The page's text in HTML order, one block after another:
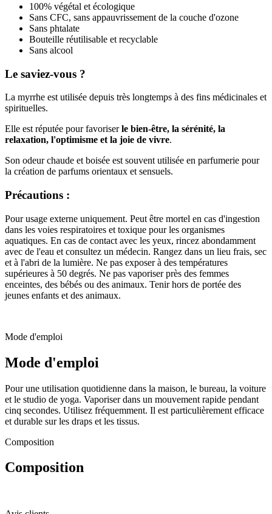
(2 avis)
100% végétal et écologique
Sans CFC, sans appauvrissement de la couche d'ozone
Sans phtalate
Bouteille réutilisable et recyclable
Sans alcool
Le saviez-vous ?
La myrrhe est utilisée depuis très longtemps à des fins médicinales et
spirituelles.
Elle est réputée pour favoriserle bien-être, la sérénité, la
relaxation, l'optimisme et la joie de vivre.
Son odeur chaude et boisée est souvent utilisée en parfumerie pour
la création de parfums orientaux et sensuels.
Précautions :
Pour usage externe uniquement. Peut être mortel en cas d'ingestion
dans les voies respiratoires et toxique pour les organismes
aquatiques. En cas de contact avec les yeux, rincez abondamment
avec de l'eau et consultez un médecin. Rangez dans un lieu frais, sec
et à l'abri de la lumière. Ne pas exposer à des températures
supérieures à 50 degrés. Ne pas vaporiser près des femmes
enceintes, des bébés ou des animaux. Tenir hors de portée des
jeunes enfants et des animaux.
Mode d'emploi
Mode d'emploi
Pour une utilisation quotidienne dans la maison, le bureau, la voiture
et le studio de yoga. Vaporiser dans un mouvement rapide pendant
cinq secondes. Utilisez fréquemment. Il est particulièrement efficace
et durable sur les draps et les tissus.
Composition
Composition